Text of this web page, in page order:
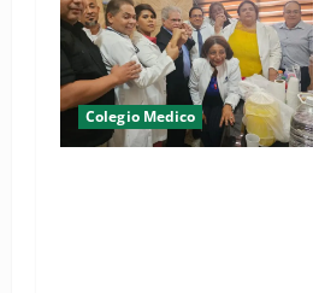
Colegio Medico